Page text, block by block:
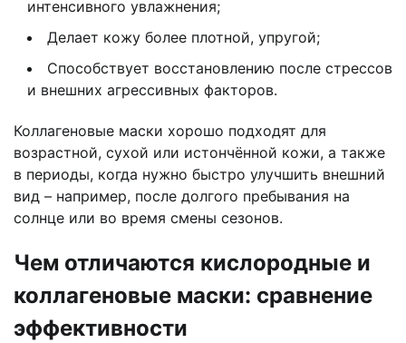
интенсивного увлажнения;
Делает кожу более плотной, упругой;
Способствует восстановлению после стрессов
и внешних агрессивных факторов.
Коллагеновые маски хорошо подходят для
возрастной, сухой или истончённой кожи, а также
в периоды, когда нужно быстро улучшить внешний
вид – например, после долгого пребывания на
солнце или во время смены сезонов.
Чем отличаются кислородные и
коллагеновые маски: сравнение
эффективности